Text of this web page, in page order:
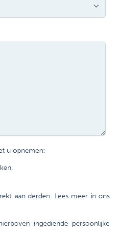
u opnemen:
aan derden. Lees meer in ons
ingediende persoonlijke